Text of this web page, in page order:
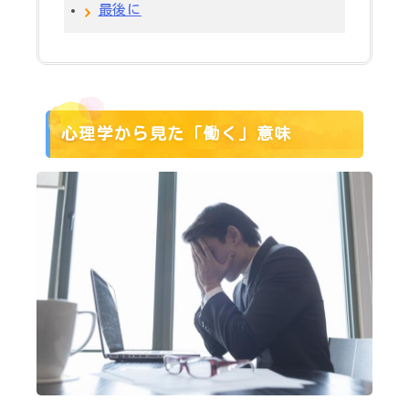
最後に
心理学から見た「働く」意味